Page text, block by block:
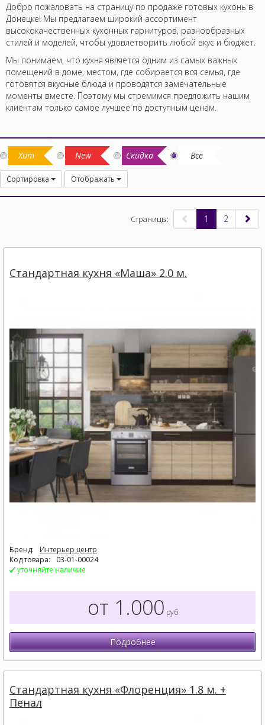
Добро пожаловать на страницу по продаже готовых кухонь в
Донецке! Мы предлагаем широкий ассортимент
высококачественных кухонных гарнитуров, разнообразных
стилей и моделей, чтобы удовлетворить любой вкус и бюджет.
Мы понимаем, что кухня является одним из самых важных
помещений в доме, местом, где собирается вся семья, где
готовятся вкусные блюда и проводятся замечательные
моменты вместе. Поэтому мы стремимся предложить нашим
клиентам только самое лучшее по доступным ценам.
Хит New Скидка Все
Сортировка Отображать
1 2
Страницы:
Стандартная кухня «Маша» 2.0 м.
Бренд:
Интерьер центр
Код товара:
03-01-00024
уточняйте наличие
от 1.000 руб
Подробнее
Стандартная кухня «Флоренция» 1.8 м. +
Пенал